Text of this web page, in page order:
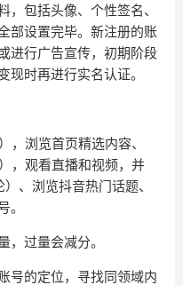
，包括头像、个性签名、
部设置完毕。新注册的账
进行广告宣传，初期阶段
现时再进行实名认证。
，浏览首页精选内容、
，观看直播和视频，并
、浏览抖音热门话题、
。
，过量会减分。
号的定位，寻找同领域内